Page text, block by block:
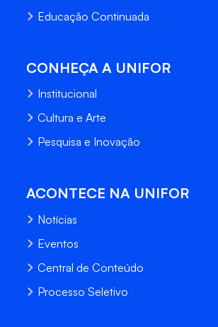
Educação Continuada
CONHEÇA A UNIFOR
Institucional
Cultura e Arte
Pesquisa e Inovação
ACONTECE NA UNIFOR
Notícias
Eventos
Central de Conteúdo
Processo Seletivo